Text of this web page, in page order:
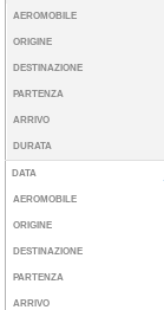
AEROMOBILE
ORIGINE
DESTINAZIONE
PARTENZA
ARRIVO
DURATA
DATA
AEROMOBILE
ORIGINE
DESTINAZIONE
PARTENZA
ARRIVO